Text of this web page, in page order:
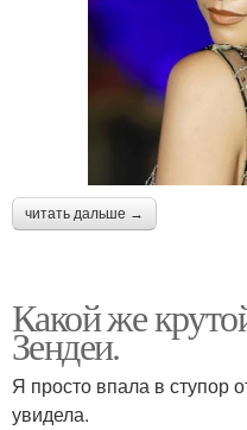
читать дальше →
Какой же
Зендеи.
Я просто впала в ступор
увидела.